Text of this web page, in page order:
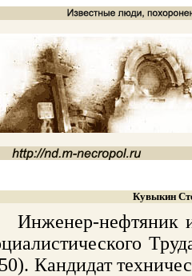
Кувыкин
нефтяник и
Кандидат